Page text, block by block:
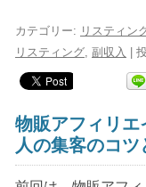
カテゴリー: リスティン
リスティング 副収入 |
物販アフィリエ
人の集客のコツ